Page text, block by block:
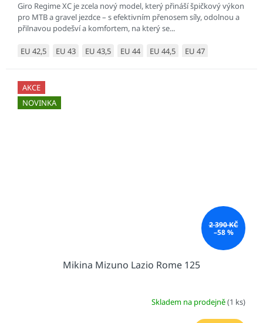
Giro Regime XC je zcela nový model, který přináší špičkový výkon
pro MTB a gravel jezdce – s efektivním přenosem síly, odolnou a
přilnavou podešví a komfortem, na který se...
EU 42,5 EU 43 EU 43,5 EU 44 EU 44,5 EU 47
AKCE
NOVINKA
2 390 KČ
–58 %
Mikina Mizuno Lazio Rome 125
Skladem na prodejně(1 ks)